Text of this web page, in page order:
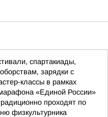
спартакиады,
зарядки с
классы в рамках
«Единой России»
проходят по
физкультурника